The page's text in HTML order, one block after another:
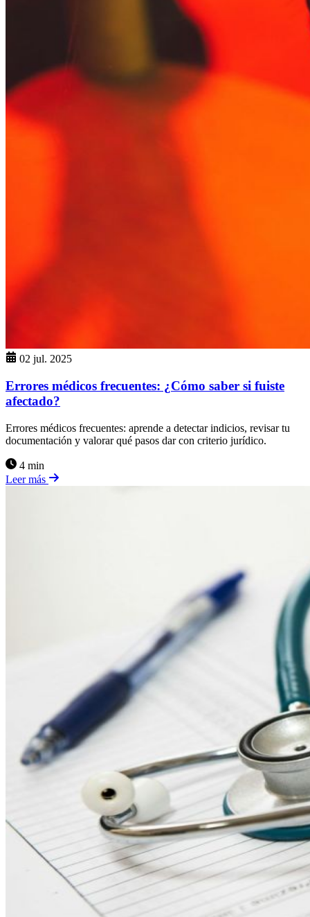
02 jul. 2025
Errores médicos frecuentes: ¿Cómo saber si fuiste
afectado?
Errores médicos frecuentes: aprende a detectar indicios, revisar tu
documentación y valorar qué pasos dar con criterio jurídico.
4 min
Leer más